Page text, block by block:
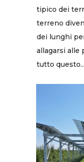
tipico dei
terreno
dei lunghi
allagarsi alle
tutto questo...